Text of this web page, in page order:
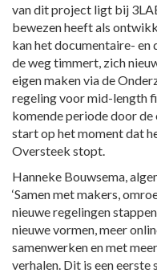
van dit project ligt bij
bewezen heeft als
kan het documentaire- en
de weg timmert, zich
eigen maken via de
regeling voor mid-length
komende periode door
start op het moment dat
Oversteek stopt.
Hanneke Bouwsema,
‘Samen met makers,
nieuwe regelingen
nieuwe vormen, meer
samenwerken en met
verhalen. Dit is een eerste